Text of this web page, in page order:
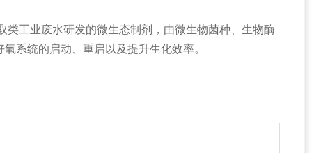
工业废水研发的微生态制剂，由微生物菌种、生物酶
系统的启动、重启以及提升生化效率。